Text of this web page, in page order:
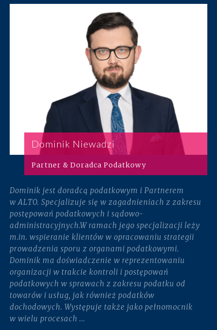
Dominik Niewadzi
Partner & Doradca Podatkowy
Dominik jest doradcą podatkowym i Partnerem
w ALTO. Specjalizuje się w zagadnieniach z zakresu
postępowań podatkowych i sądowo-
administracyjnych.​ W ramach jego specjalizacji leży
m.in. wspieranie klientów w opracowaniu strategii
prowadzenia sporu z organami podatkowymi.
Dominik ma doświadczenie w reprezentowaniu
organizacji w trakcie kontroli i postępowań
podatkowych w sprawach z zakresu podatku od
towarów i usług, jak również podatków
dochodowych. Występuje także jako pełnomocnik
w wielu procesach ...